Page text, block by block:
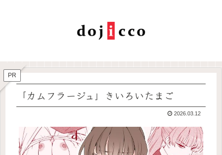
PR
「カムフラージュ」きいろいたまご
2026.03.12